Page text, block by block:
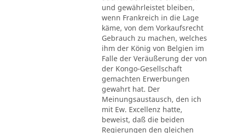
und gewährleistet bleiben,
wenn Frankreich in die Lage
käme, von dem Vorkaufsrecht
Gebrauch zu machen, welches
ihm der König von Belgien im
Falle der Veräußerung der von
der Kongo-Gesellschaft
gemachten Erwerbungen
gewahrt hat. Der
Meinungsaustausch, den ich
mit Ew. Excellenz hatte,
beweist, daß die beiden
Regierungen den gleichen